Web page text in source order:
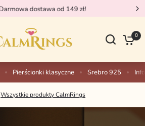
Sprawdź nasze nowości!
0
Pierścionki klasyczne Srebro 925
Wszystkie produkty CalmRings